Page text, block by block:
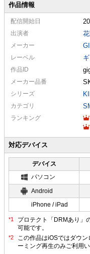
作品情報
配信開始日
出演者
メーカー
レーベル
作品ID
メーカー品番
シリーズ
カテゴリ
ランキング
対応デバイス
デバイス
パソコン
Android
iPhone / iPad
プロテクト「DRMあり」
可能です。